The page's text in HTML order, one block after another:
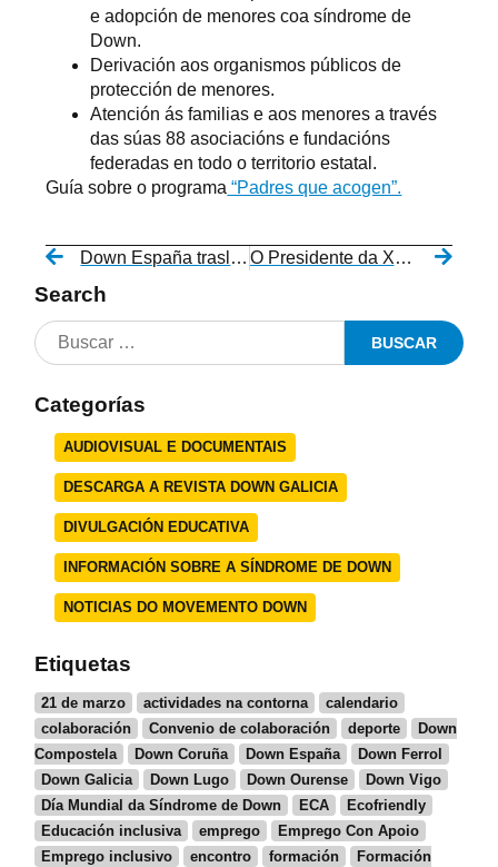
e adopción de menores coa síndrome de
Down.
Derivación aos organismos públicos de
protección de menores.
Atención ás familias e aos menores a través
das súas 88 asociacións e fundacións
federadas en todo o territorio estatal.
Guía sobre o programa “Padres que acogen”.
Down España traslada aos partidos políticos unha serie de medidas para mellorar a calidade de vida das persoas coa síndrome de Down O Presidente da Xunta aposta por ampliar a oferta de emprego público para persoas con discapacidade intelectual na súa visita a Down Galicia
Search
Categorías
AUDIOVISUAL E DOCUMENTAIS
DESCARGA A REVISTA DOWN GALICIA
DIVULGACIÓN EDUCATIVA
INFORMACIÓN SOBRE A SÍNDROME DE DOWN
NOTICIAS DO MOVEMENTO DOWN
Etiquetas
21 de marzo actividades na contorna
calendario
colaboración
Convenio de colaboración deporte
Down
Compostela
Down Coruña Down España
Down Ferrol
Down Galicia
Down Lugo Down Ourense
Down Vigo
Día Mundial da Síndrome de Down
ECA
Ecofriendly
Educación inclusiva
emprego
Emprego Con Apoio
Emprego inclusivo
encontro formación
Formación